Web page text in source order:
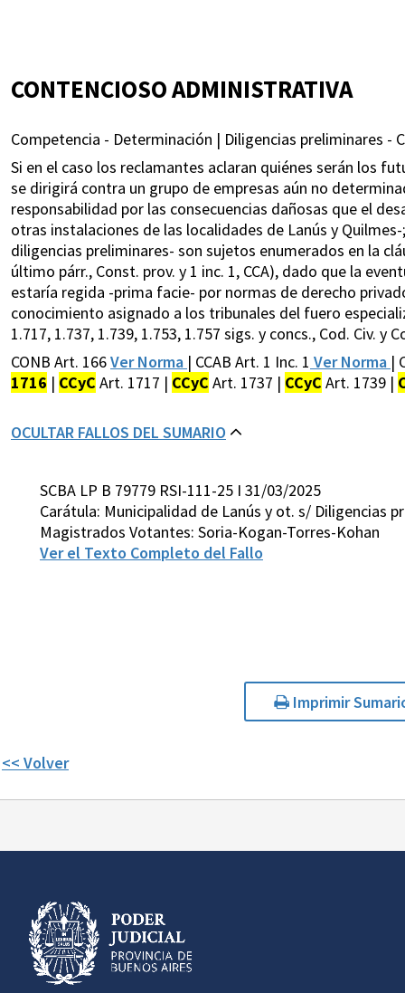
CONTENCIOSO ADMINISTRATIVA
Competencia - Determinación | Diligencias preliminares -
Si en el caso los reclamantes aclaran quiénes serán los
se dirigirá contra un grupo de empresas aún no
responsabilidad por las consecuencias dañosas que el
otras instalaciones de las localidades de Lanús y
diligencias preliminares- son sujetos enumerados en la
último párr., Const. prov. y 1 inc. 1, CCA), dado que la
estaría regida -prima facie- por normas de derecho
conocimiento asignado a los tribunales del fuero
1.717, 1.737, 1.739, 1.753, 1.757 sigs. y concs., Cod. Civ. y
CONB Art. 166Ver Norma | CCAB Art. 1 Inc. 1 Ver Norma |
1716 | CCyC Art. 1717 | CCyC Art. 1737 | CCyC Art. 1739 |
OCULTAR FALLOS DEL SUMARIO
SCBA LP B 79779 RSI-111-25 I 31/03/2025
Carátula: Municipalidad de Lanús y ot. s/ Diligencias
Magistrados Votantes: Soria-Kogan-Torres-Kohan
Ver el Texto Completo del Fallo
Imprimir
<< Volver